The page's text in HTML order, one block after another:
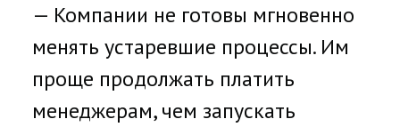
— Компании не готовы мгновенно
менять устаревшие процессы. Им
проще продолжать платить
менеджерам, чем запускать